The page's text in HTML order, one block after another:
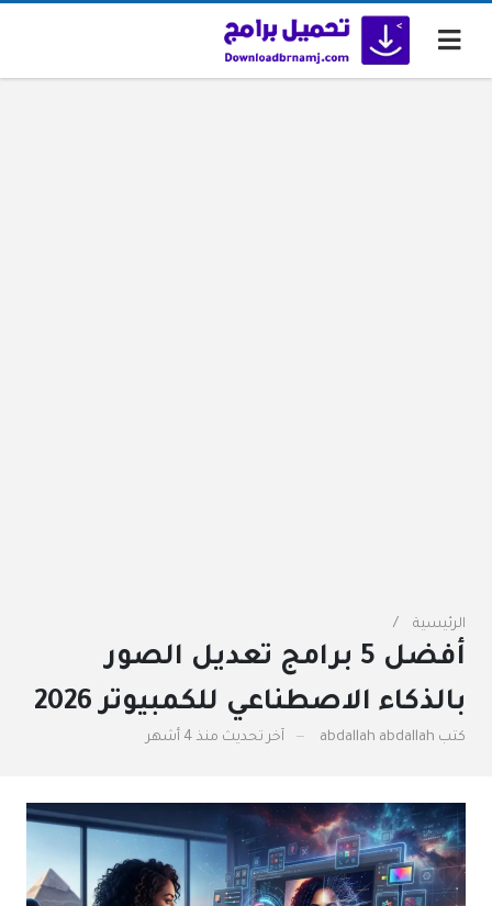
الرئيسية
أفضل 5 برامج تعديل الصور
بالذكاء الاصطناعي للكمبيوتر 2026
كتب abdallah abdallah آخر تحديث منذ 4 أشهر